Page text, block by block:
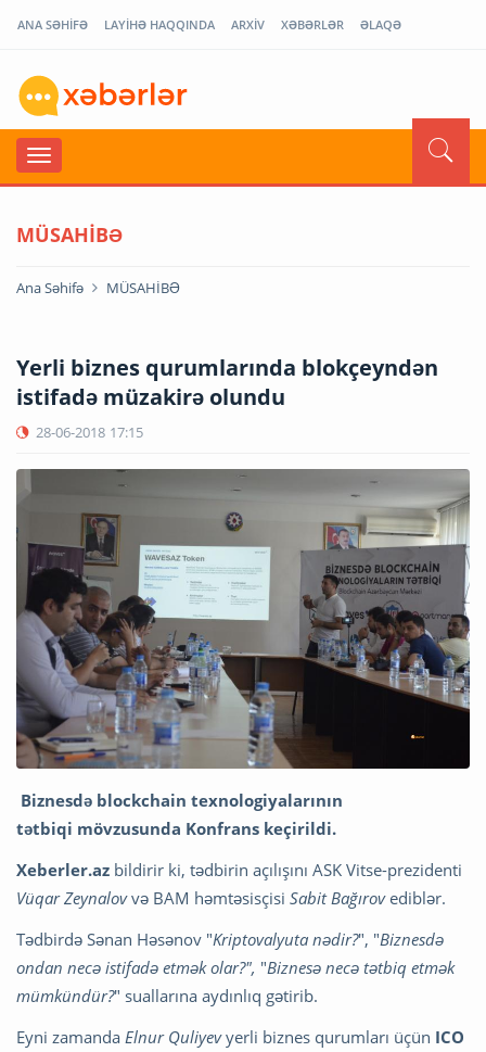
ANA SƏHİFƏ LAYİHƏ HAQQINDA ARXİV XƏBƏRLƏR ƏLAQƏ
MÜSAHİBƏ
Ana Səhifə MÜSAHİBƏ
Yerli biznes qurumlarında blokçeyndən
istifadə müzakirə olundu
28-06-2018 17:15
Biznesdə blockchain texnologiyalarının
tətbiqi mövzusunda Konfrans keçirildi.
Xeberler.az bildirir ki, tədbirin açılışını ASK Vitse-prezidenti
Vüqar Zeynalovvə BAM həmtəsisçisi Sabit Bağırovediblər.
Tədbirdə Sənan Həsənov "Kriptovalyuta nədir?", "Biznesdə
ondan necə istifadə etmək olar?", "Biznesə necə tətbiq etmək
mümkündür?" suallarına aydınlıq gətirib.
Eyni zamanda Elnur Quliyevyerli biznes qurumları üçün ICO